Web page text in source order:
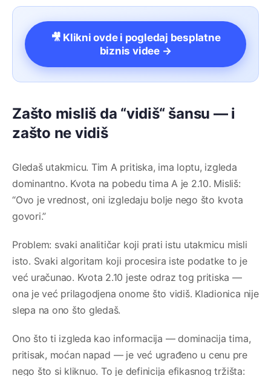
🎥 Klikni ovde i pogledaj besplatne
biznis videe →
Zašto misliš da “vidiš“ šansu — i
zašto ne vidiš
Gledaš utakmicu. Tim A pritiska, ima loptu, izgleda
dominantno. Kvota na pobedu tima A je 2.10. Misliš:
“Ovo je vrednost, oni izgledaju bolje nego što kvota
govori.”
Problem: svaki analitičar koji prati istu utakmicu misli
isto. Svaki algoritam koji procesira iste podatke to je
već uračunao. Kvota 2.10 jeste odraz tog pritiska —
ona je već prilagodjena onome što vidiš. Kladionica nije
slepa na ono što gledaš.
Ono što ti izgleda kao informacija — dominacija tima,
pritisak, moćan napad — je već ugrađeno u cenu pre
nego što si kliknuo. To je definicija efikasnog tržišta: